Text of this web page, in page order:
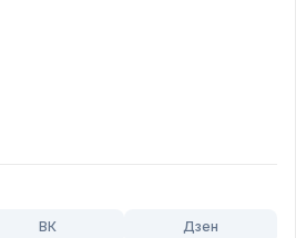
ВК Дзен